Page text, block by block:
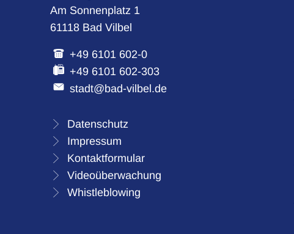
Am Sonnenplatz 1
61118 Bad Vilbel
+49 6101 602-0
+49 6101 602-303
stadt@bad-vilbel.de
Datenschutz
Impressum
Kontaktformular
Videoüberwachung
Whistleblowing